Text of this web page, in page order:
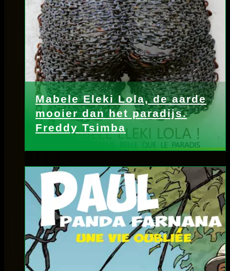
Mabele Eleki Lola, de aarde
mooier dan het paradijs.
Freddy Tsimba